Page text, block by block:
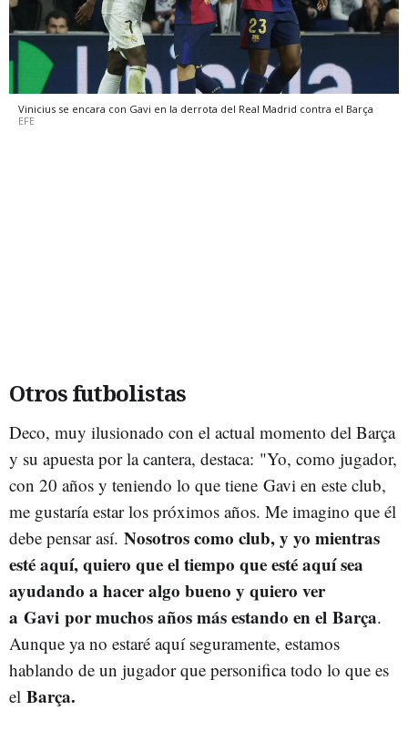
Vinicius se encara con Gavi en la derrota del Real Madrid contra el Barça
EFE
Otros futbolistas
Deco, muy ilusionado con el actual momento del Barça
y su apuesta por la cantera, destaca: "Yo, como jugador,
con 20 años y teniendo lo que tiene Gavi en este club,
me gustaría estar los próximos años. Me imagino que él
debe pensar así. Nosotros como club, y yo mientras
esté aquí, quiero que el tiempo que esté aquí sea
ayudando a hacer algo bueno y quiero ver
a Gavi por muchos años más estando en el Barça.
Aunque ya no estaré aquí seguramente, estamos
hablando de un jugador que personifica todo lo que es
el Barça.